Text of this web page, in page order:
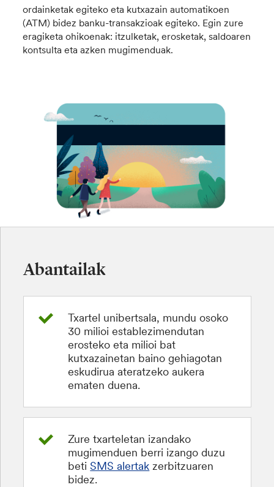
ordainketak egiteko eta kutxazain automatikoen
(ATM) bidez banku-transakzioak egiteko. Egin zure
eragiketa ohikoenak: itzulketak, erosketak, saldoaren
kontsulta eta azken mugimenduak.
Abantailak
Txartel unibertsala, mundu osoko
30 milioi establezimendutan
erosteko eta milioi bat
kutxazainetan baino gehiagotan
eskudirua ateratzeko aukera
ematen duena.
Zure txarteletan izandako
mugimenduen berri izango duzu
betiSMS alertak zerbitzuaren
bidez.